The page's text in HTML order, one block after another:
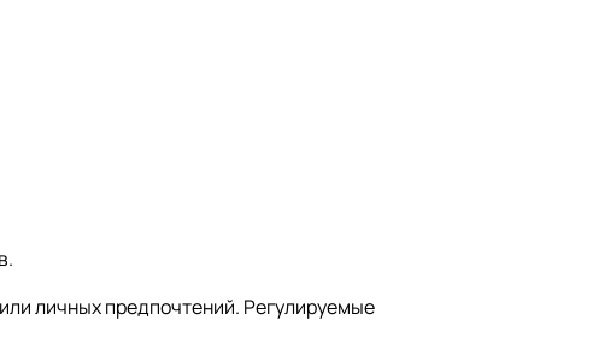
личных предпочтений. Регулируемые